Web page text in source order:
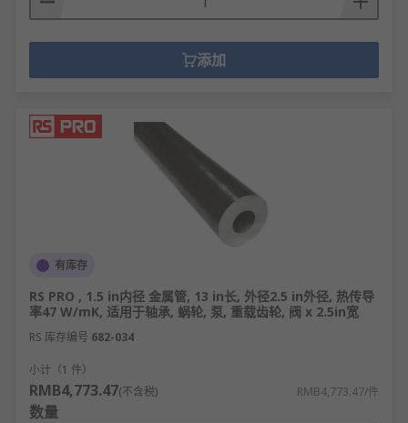
添加
有库存
RS PRO , 1.5 in内径 金属管, 13 in长, 外径2.5 in外径, 热传导
率47 W/mK, 适用于轴承, 蜗轮, 泵, 重载齿轮, 阀 x 2.5in宽
RS 库存编号 682-034
小计（1 件）
RMB4,773.47(不含税) RMB4,773.47/件
数量